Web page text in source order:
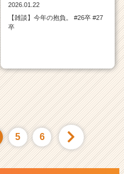
2026.01.22
【雑談】今年の抱負。 #26卒 #27
卒
5 6